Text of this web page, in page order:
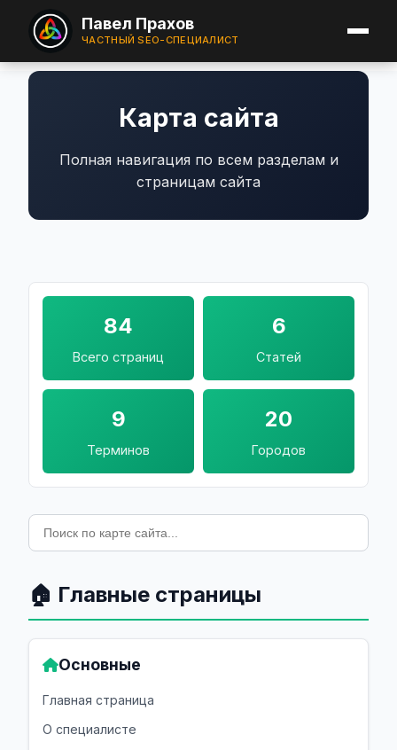
Павел Прахов
ЧАСТНЫЙ SEO-СПЕЦИАЛИСТ
Карта сайта
Полная навигация по всем разделам и
страницам сайта
84
Всего страниц
6
Статей
9
Терминов
20
Городов
🏠 Главные страницы
Основные
Главная страница
О специалисте